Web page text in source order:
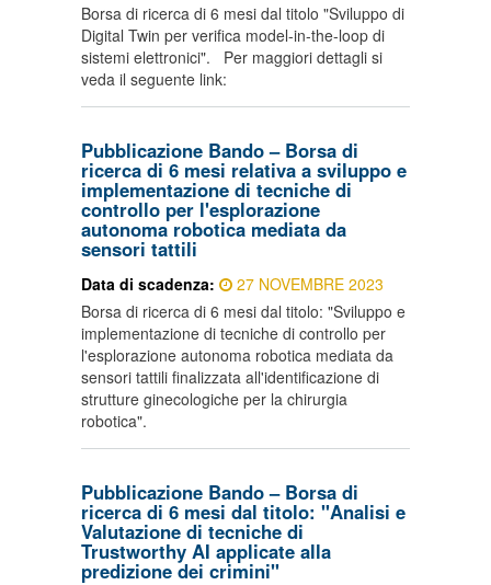
Borsa di ricerca di 6 mesi dal titolo "Sviluppo di
Digital Twin per verifica model-in-the-loop di
sistemi elettronici". Per maggiori dettagli si
veda il seguente link:
Pubblicazione Bando – Borsa di
ricerca di 6 mesi relativa a sviluppo e
implementazione di tecniche di
controllo per l'esplorazione
autonoma robotica mediata da
sensori tattili
Data di scadenza:
27 NOVEMBRE 2023
Borsa di ricerca di 6 mesi dal titolo: "Sviluppo e
implementazione di tecniche di controllo per
l'esplorazione autonoma robotica mediata da
sensori tattili finalizzata all'identificazione di
strutture ginecologiche per la chirurgia
robotica".
Pubblicazione Bando – Borsa di
ricerca di 6 mesi dal titolo: "Analisi e
Valutazione di tecniche di
Trustworthy AI applicate alla
predizione dei crimini"